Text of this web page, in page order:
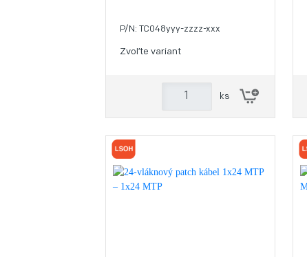
P/N: TC048yyy-zzzz-xxx
Zvoľte variant
ks